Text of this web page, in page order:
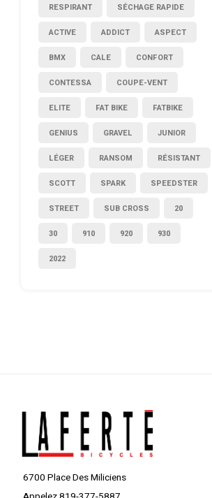
RESPIRANT SÉCHAGE RAPIDE
ACTIVE ADDICT ASPECT
BMX CALE CONFORT
CONTESSA COUPE-VENT
ELITE FAT BIKE FATBIKE
GENIUS GRAVEL JUNIOR
LÉGER RANSOM RÉSISTANT
SCOTT SPARK SPEEDSTER
STREET SUB CROSS 20
30 910 920 930
2022
6700 Place Des Miliciens